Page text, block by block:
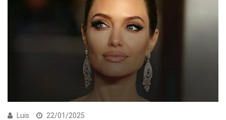
Luis 22/01/2025